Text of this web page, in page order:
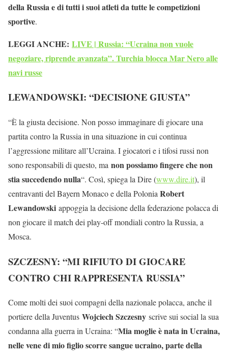
della Russia e di tutti i suoi atleti da tutte le competizioni
sportive.
LEGGI ANCHE: LIVE | Russia: “Ucraina non vuole
negoziare, riprende avanzata”. Turchia blocca Mar Nero alle
navi russe
LEWANDOWSKI: “DECISIONE GIUSTA”
“È la giusta decisione. Non posso immaginare di giocare una
partita contro la Russia in una situazione in cui continua
l’aggressione militare all’Ucraina. I giocatori e i tifosi russi non
sono responsabili di questo, ma non possiamo fingere che non
stia succedendo nulla“. Così, spiega la Dire (www.dire.it), il
centravanti del Bayern Monaco e della Polonia Robert
Lewandowski appoggia la decisione della federazione polacca di
non giocare il match dei play-off mondiali contro la Russia, a
Mosca.
SZCZESNY: “MI RIFIUTO DI GIOCARE
CONTRO CHI RAPPRESENTA RUSSIA”
Come molti dei suoi compagni della nazionale polacca, anche il
portiere della Juventus Wojciech Szczesny scrive sui social la sua
condanna alla guerra in Ucraina: “Mia moglie è nata in Ucraina,
nelle vene di mio figlio scorre sangue ucraino, parte della